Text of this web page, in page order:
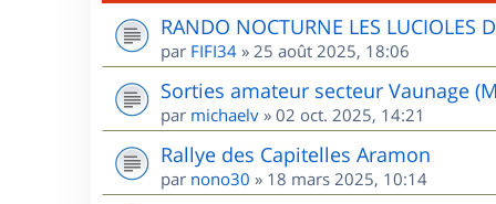
RANDO NOCTURNE LES LUCIOLES
par FIFI34 » 25 août 2025, 18:06
Sorties amateur secteur Vaunage
par michaelv » 02 oct. 2025, 14:21
Rallye des Capitelles Aramon
par nono30 » 18 mars 2025, 10:14